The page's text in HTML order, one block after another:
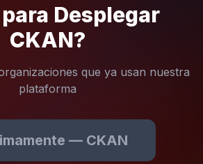
Desplegar
CKAN?
que ya usan nuestra
plataforma
— CKAN